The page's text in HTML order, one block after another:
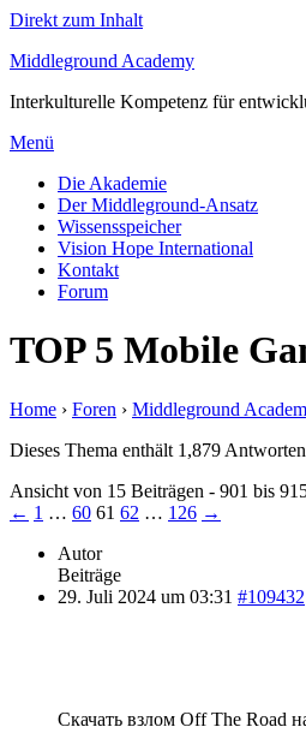
Direkt zum Inhalt
Middleground Academy
Interkulturelle Kompetenz für
Menü
Die Akademie
Der Middleground-Ansatz
Wissensspeicher
Vision Hope International
Kontakt
Forum
TOP 5 Mobile
Home › Foren › Middleground
Dieses Thema enthält 1,879
Ansicht von 15 Beiträgen - 901 bis
← 1 … 60 61 62 … 126 →
Autor
Beiträge
29. Juli 2024 um 03:31 #109432
Скачать взлом Off The Road